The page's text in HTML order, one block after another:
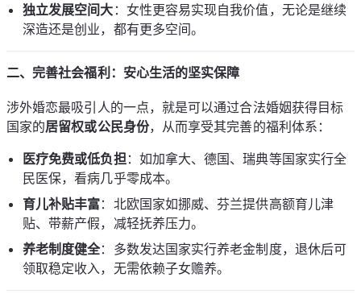
独立发展空间大 ：女性更容易实现自我价值，无论是继续
深造还是创业，都有更多空间。
二、完善社会福利：安心生活的坚实保障
涉外婚恋最吸引人的一点，就是可以通过合法婚姻获得目标
国家的居留权或公民身份，从而享受其完善的福利体系：
医疗免费或低负担 ：如加拿大、德国、瑞典等国家实行全
民医保，看病几乎零成本。
育儿补贴丰富：北欧国家如挪威、芬兰提供高额育儿津
贴、带薪产假，减轻抚养压力。
养老制度健全：多数发达国家实行养老金制度，退休后可
领取稳定收入，无需依赖子女赡养。